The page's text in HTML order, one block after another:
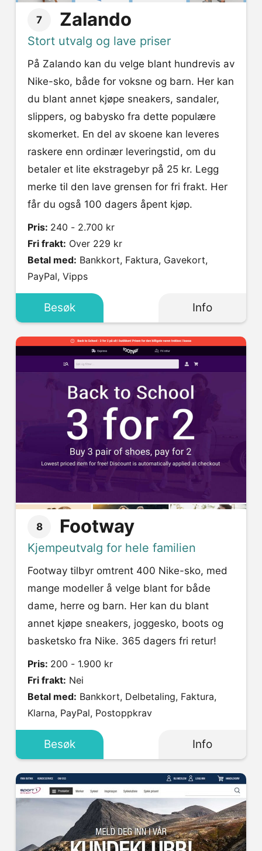
7 Zalando
Stort utvalg og lave priser
På Zalando kan du velge blant hundrevis av
Nike-sko, både for voksne og barn. Her kan
du blant annet kjøpe sneakers, sandaler,
slippers, og babysko fra dette populære
skomerket. En del av skoene kan leveres
raskere enn ordinær leveringstid, om du
betaler et lite ekstragebyr på 25 kr. Legg
merke til den lave grensen for fri frakt. Her
får du også 100 dagers åpent kjøp.
Pris: 240 - 2.700 kr
Fri frakt: Over 229 kr
Betal med:
PayPal, Vipps
Besøk Info
8 Footway
Kjempeutvalg for hele familien
Footway tilbyr omtrent 400 Nike-sko, med
mange modeller å velge blant for både
dame, herre og barn. Her kan du blant
annet kjøpe sneakers, joggesko, boots og
basketsko fra Nike. 365 dagers fri retur!
Pris: 200 - 1.900 kr
Fri frakt: Nei
Betal med:
Klarna, PayPal, Postoppkrav
Besøk Info